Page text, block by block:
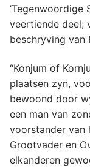
’Tegenwoordige
veertiende deel;
beschryving van
“Konjum of
plaatsen zyn,
bewoond door
een man van
voorstander van
Grootvader en
elkanderen